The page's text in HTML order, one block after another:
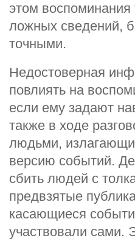
этом воспоминания
ложных сведений,
точными.
Недостоверная
повлиять на
если ему задают
также в ходе
людьми,
версию событий.
сбить людей с
предвзятые
касающиеся
участвовали сами.